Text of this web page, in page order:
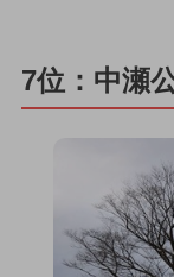
7位：中瀬